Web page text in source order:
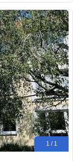
1 / 1